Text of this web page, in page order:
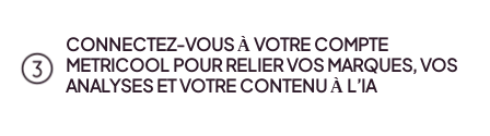
CONNECTEZ-VOUS À VOTRE COMPTE
METRICOOL POUR RELIER VOS MARQUES, VOS
ANALYSES ET VOTRE CONTENU À L’IA